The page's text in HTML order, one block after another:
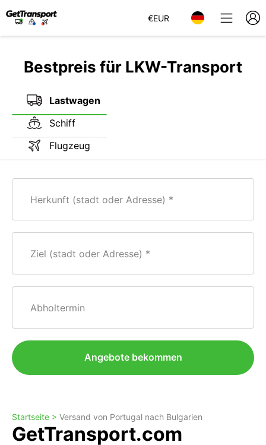
€EUR
Bestpreis für LKW-Transport
Lastwagen
Schiff
Flugzeug
Herkunft (stadt oder Adresse)
Ziel (stadt oder Adresse)
Abholtermin
Angebote bekommen
Startseite > Versand von Portugal nach Bulgarien
GetTransport.com